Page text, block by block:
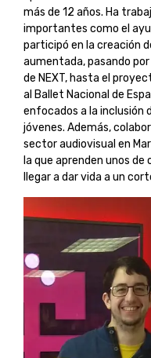
más de 12 años. Ha
importantes como el
participó en la creación
aumentada, pasando
de NEXT, hasta el
al Ballet Nacional de
enfocados a la inclusión
jóvenes. Además,
sector audiovisual en
la que aprenden unos
llegar a dar vida a un